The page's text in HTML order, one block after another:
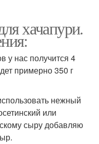
хачапури.
у нас получится 4
примерно 350 г
нежный
или
сыру добавляю